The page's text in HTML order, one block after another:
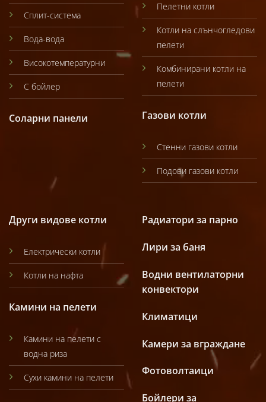
Сплит-система
Вода-вода
Високотемпературни
С бойлер
Соларни панели
Пелетни котли
Котли на слънчогледови
пелети
Комбинирани котли на
пелети
Газови котли
Стенни газови котли
Подови газови котли
Други видове котли
Електрически котли
Котли на нафта
Камини на пелети
Камини на пелети с
водна риза
Сухи камини на пелети
Радиатори за парно
Лири за баня
Водни вентилаторни
конвектори
Климатици
Камери за вграждане
Фотоволтаици
Бойлери за